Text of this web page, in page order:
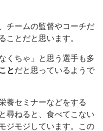
チームの監督やコーチだ
ことだと思います。
くちゃ」と思う選手も多
とだと思っているようで
養セミナーなどをする
尋ねると、食べてこない
ジモジしています。この